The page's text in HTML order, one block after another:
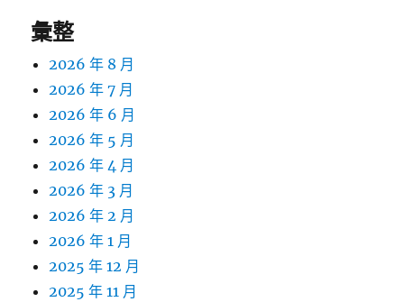
彙整
2026 年 8 月
2026 年 7 月
2026 年 6 月
2026 年 5 月
2026 年 4 月
2026 年 3 月
2026 年 2 月
2026 年 1 月
2025 年 12 月
2025 年 11 月